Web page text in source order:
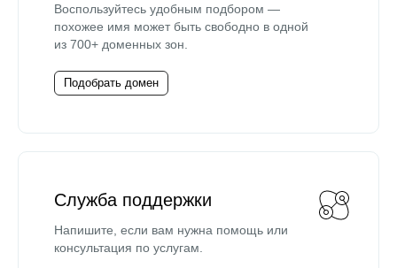
Воспользуйтесь удобным подбором —
похожее имя может быть свободно в одной
из 700+ доменных зон.
Подобрать домен
Служба поддержки
Напишите, если вам нужна помощь или
консультация по услугам.